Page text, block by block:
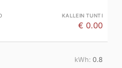
€ 0.00
0.8